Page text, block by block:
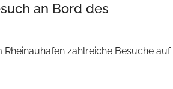
an Bord des
Rheinauhafen zahlreiche Besuche auf